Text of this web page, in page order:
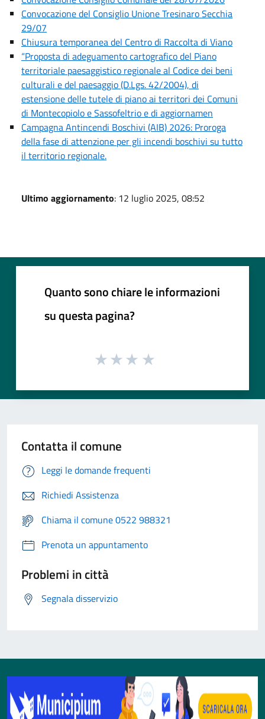
Convocazione del Consiglio Unione Tresinaro Secchia
29/07
Chiusura temporanea del Centro di Raccolta di Viano
“Proposta di adeguamento cartografico del Piano
territoriale paesaggistico regionale al Codice dei beni
culturali e del paesaggio (D.Lgs. 42/2004), di
estensione delle tutele di piano ai territori dei Comuni
di Montecopiolo e Sassofeltrio e di aggiornamen
Campagna Antincendi Boschivi (AIB) 2026: Proroga
della fase di attenzione per gli incendi boschivi su tutto
il territorio regionale.
Ultimo aggiornamento: 12 luglio 2025, 08:52
Quanto sono chiare le informazioni
su questa pagina?
Contatta il comune
Leggi le domande frequenti
Richiedi Assistenza
Chiama il comune 0522 988321
Prenota un appuntamento
Problemi in città
Segnala disservizio